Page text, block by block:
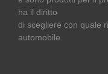
ha il diritto
di scegliere con quale
automobile.